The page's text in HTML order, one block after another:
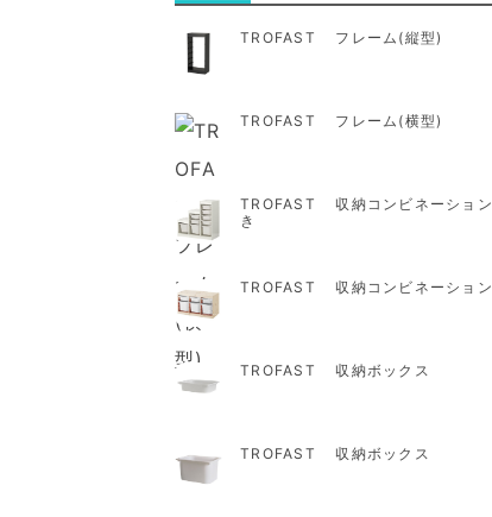
TROFAST フレーム(縦型)
TROFAST フレーム(横型)
TROFAST 収納コンビネーショ
き
TROFAST 収納コンビネーショ
TROFAST 収納ボックス
TROFAST 収納ボックス